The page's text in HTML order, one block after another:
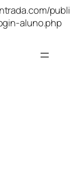
aluno.php